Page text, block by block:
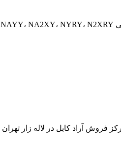
5 سیمه و وکابل های فرمان خشک در مرکز